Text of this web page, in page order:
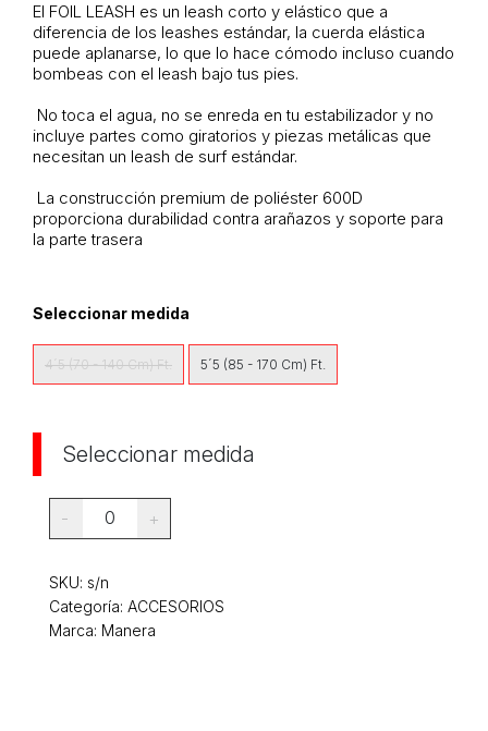
El FOIL LEASH es un leash corto y elástico que a
diferencia de los leashes estándar, la cuerda elástica
puede aplanarse, lo que lo hace cómodo incluso cuando
bombeas con el leash bajo tus pies.
No toca el agua, no se enreda en tu estabilizador y no
incluye partes como giratorios y piezas metálicas que
necesitan un leash de surf estándar.
La construcción premium de poliéster 600D
proporciona durabilidad contra arañazos y soporte para
la parte trasera
Seleccionar medida
4´5 (70 - 140 Cm) Ft. 5´5 (85 - 170 Cm) Ft.
Seleccionar medida
- 0 +
SKU: s/n
Categoría: ACCESORIOS
Marca: Manera